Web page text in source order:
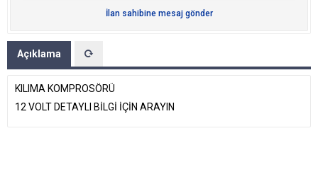
İlan sahibine mesaj gönder
Açıklama
KILIMA KOMPROSÖRÜ
12 VOLT DETAYLI BİLGİ İÇİN ARAYIN